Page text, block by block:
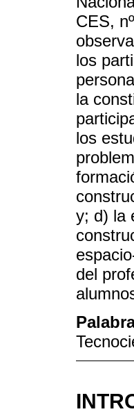
CES,
los
la
los
y; d) la
del